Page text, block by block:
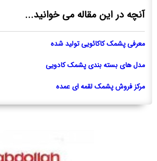
آنچه در این مقاله می خوانید...
معرفی پشمک کاکائویی تولید شده
مدل های بسته بندی پشمک کادویی
مرکز فروش پشمک لقمه ای عمده